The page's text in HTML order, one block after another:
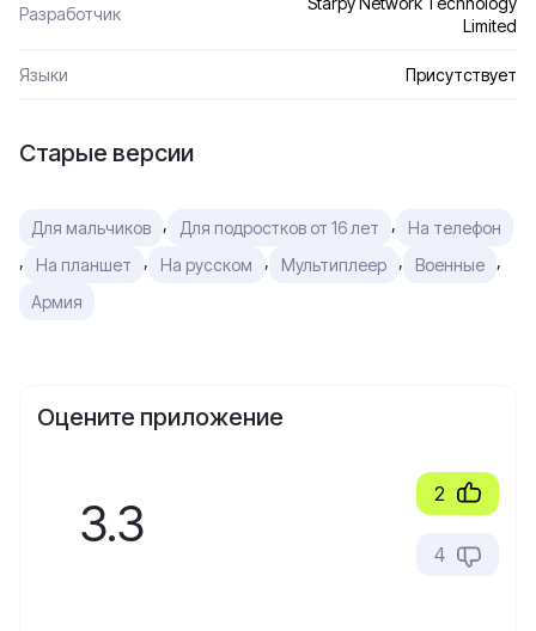
Разработчик
Limited
Языки Присутствует
Старые версии
Для мальчиков , Для подростков от 16 лет , На телефон
, На планшет , На русском , Мультиплеер , Военные ,
Армия
Оцените приложение
3.3 2
4